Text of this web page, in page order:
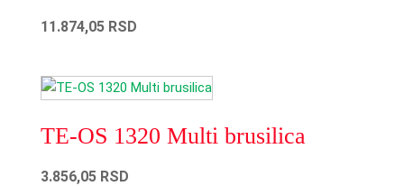
11.874,05 RSD
TE-OS 1320 Multi brusilica
3.856,05 RSD